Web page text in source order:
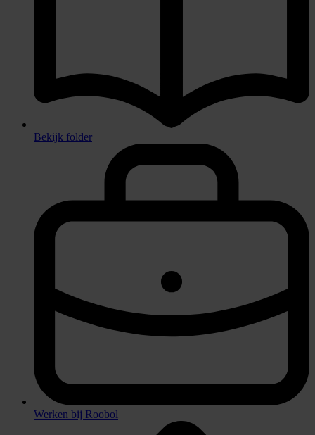
Bekijk folder
Werken bij Roobol